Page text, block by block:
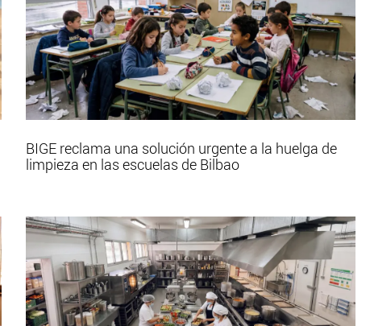
BIGE reclama una solución urgente a la huelga de
limpieza en las escuelas de Bilbao